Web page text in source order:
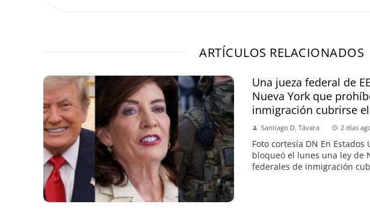
ARTÍCULOS RELACIONADOS
Una jueza federal de
Nueva York que
inmigración cubrirse
Santiago D. Távara 2 días
Foto cortesía DN En
bloqueó el lunes una ley de
federales de inmigración